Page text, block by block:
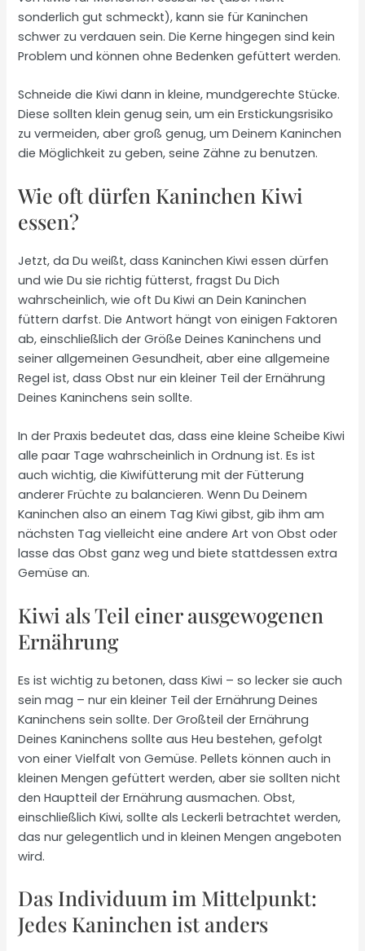
sonderlich gut schmeckt), kann sie für Kaninchen
schwer zu verdauen sein. Die Kerne hingegen sind kein
Problem und können ohne Bedenken gefüttert werden.
Schneide die Kiwi dann in kleine, mundgerechte Stücke.
Diese sollten klein genug sein, um ein Erstickungsrisiko
zu vermeiden, aber groß genug, um Deinem Kaninchen
die Möglichkeit zu geben, seine Zähne zu benutzen.
Wie oft dürfen Kaninchen Kiwi
essen?
Jetzt, da Du weißt, dass Kaninchen Kiwi essen dürfen
und wie Du sie richtig fütterst, fragst Du Dich
wahrscheinlich, wie oft Du Kiwi an Dein Kaninchen
füttern darfst. Die Antwort hängt von einigen Faktoren
ab, einschließlich der Größe Deines Kaninchens und
seiner allgemeinen Gesundheit, aber eine allgemeine
Regel ist, dass Obst nur ein kleiner Teil der Ernährung
Deines Kaninchens sein sollte.
In der Praxis bedeutet das, dass eine kleine Scheibe Kiwi
alle paar Tage wahrscheinlich in Ordnung ist. Es ist
auch wichtig, die Kiwifütterung mit der Fütterung
anderer Früchte zu balancieren. Wenn Du Deinem
Kaninchen also an einem Tag Kiwi gibst, gib ihm am
nächsten Tag vielleicht eine andere Art von Obst oder
lasse das Obst ganz weg und biete stattdessen extra
Gemüse an.
Kiwi als Teil einer ausgewogenen
Ernährung
Es ist wichtig zu betonen, dass Kiwi – so lecker sie auch
sein mag – nur ein kleiner Teil der Ernährung Deines
Kaninchens sein sollte. Der Großteil der Ernährung
Deines Kaninchens sollte aus Heu bestehen, gefolgt
von einer Vielfalt von Gemüse. Pellets können auch in
kleinen Mengen gefüttert werden, aber sie sollten nicht
den Hauptteil der Ernährung ausmachen. Obst,
einschließlich Kiwi, sollte als Leckerli betrachtet werden,
das nur gelegentlich und in kleinen Mengen angeboten
wird.
Das Individuum im Mittelpunkt:
Jedes Kaninchen ist anders